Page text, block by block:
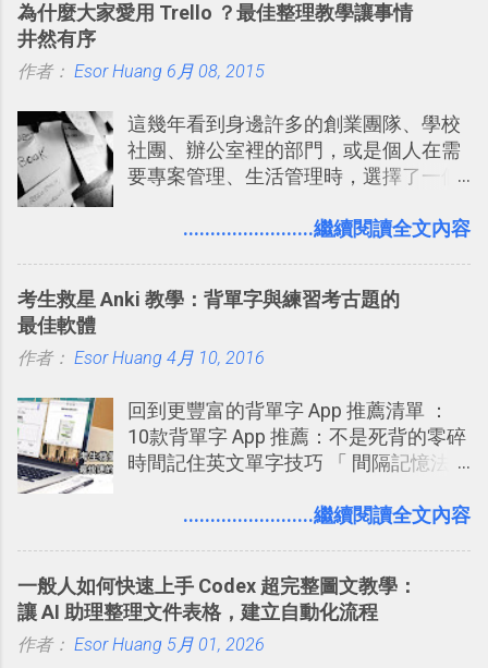
時帶來好心情，二方面事後就是最好的
享合作，讓彼此都能在手機上查看這次
片？而且最好能不花時間、立即拿到、
（或是沒有好的印表機），又不想跑照
提供了印照片的服務 ，而且價格不貴，
可以立即拿到，操作流程也十分簡單。
之前我在電腦玩物分享過：「 不需買印
方便教學 」。這篇文章則從印照片出
為什麼大家愛用 Trello ？最佳整理教學讓事情
井然有序
作者： Esor Huang 6月 08, 2015
這幾年看到身邊許多的創業團隊、學校
社團、辦公室裡的部門，或是個人在需
要專案管理、生活管理時，選擇了一個
一個什麼樣的管理工具，讓這麼多人都
念」的管理教學文章： 把 Evernote 當
Google Drive 變身 Trello ！幫雲端硬碟
著 Trello ，卻還沒有在電腦玩物上寫過
一篇完整的介紹！雖然錯過了幾年前第
一時間推薦 Trello 的時機，但在這段時
澱自己的使用方法，歸納出「 為什麼值
學。 2015/6/13 新增： 免費專案管理軟
體推薦！困難計畫簡單管理 13 種工具
2016 年新增 ： 如何將 Trello 切換到繁
........................繼續閱讀全文內容
考生救星 Anki 教學：背單字與練習考古題的
最佳軟體
作者： Esor Huang 4月 10, 2016
回到更豐富的背單字 App 推薦清單 ：
10款背單字 App 推薦：不是死背的零碎
時間記住英文單字技巧 「 間隔記憶法
短期記憶變成長期記憶。 舉例來說我今
強；然後下次快要忘記可能變成相隔一
個禮拜，這時再次複習，就能把記憶強
化，讓記憶延長到可能半個月；那時候
........................繼續閱讀全文內容
一般人如何快速上手 Codex 超完整圖文教學：
讓 AI 助理整理文件表格，建立自動化流程
作者： Esor Huang 5月 01, 2026